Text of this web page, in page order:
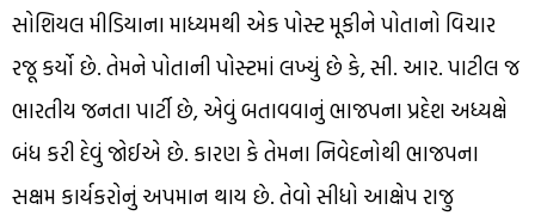
સોશિયલ મીડિયાના માધ્યમથી એક પોસ્ટ મૂકીને પોતાનો વિચાર
રજૂ કર્યો છે. તેમને પોતાની પોસ્ટમાં લખ્યું છે કે, સી. આર. પાટીલ જ
ભારતીય જનતા પાર્ટી છે, એવું બતાવવાનું ભાજપના પ્રદેશ અધ્યક્ષે
બંધ કરી દેવું જોઈએ છે. કારણ કે તેમના નિવેદનોથી ભાજપના
સક્ષમ કાર્યકરોનું અપમાન થાય છે. તેવો સીધો આક્ષેપ રાજુ